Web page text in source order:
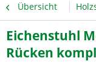
Übersicht
Eichenstuhl
Rücken